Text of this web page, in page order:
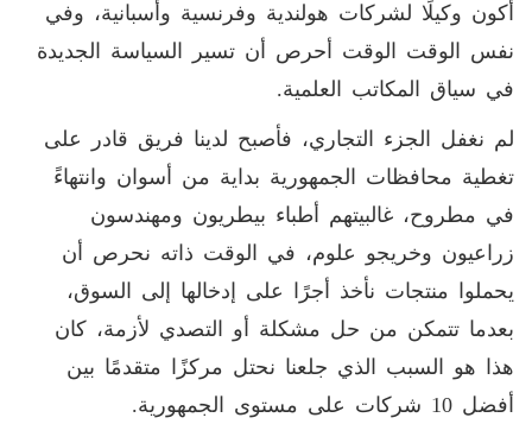
أكون وكيلًا لشركات هولندية وفرنسية وأسبانية، وفي
نفس الوقت الوقت أحرص أن تسير السياسة الجديدة
في سياق المكاتب العلمية.
لم نغفل الجزء التجاري، فأصبح لدينا فريق قادر على
تغطية محافظات الجمهورية بداية من أسوان وانتهاءً
في مطروح، غالبيتهم أطباء بيطريون ومهندسون
زراعيون وخريجو علوم، في الوقت ذاته نحرص أن
يحملوا منتجات نأخذ أجرًا على إدخالها إلى السوق،
بعدما تتمكن من حل مشكلة أو التصدي لأزمة، كان
هذا هو السبب الذي جلعنا نحتل مركزًا متقدمًا بين
أفضل 10 شركات على مستوى الجمهورية.